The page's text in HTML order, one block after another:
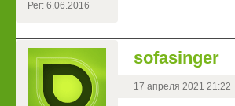
Рег: 6.06.2016
sofasinger
17 апреля 2021 21:22